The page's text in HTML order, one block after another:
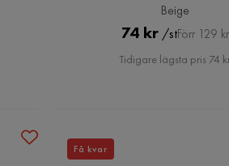
Beige
Pris
74 kr /stOriginal
Pris
Förr 129 kr
Tidigare lägsta pris 74
Få kvar